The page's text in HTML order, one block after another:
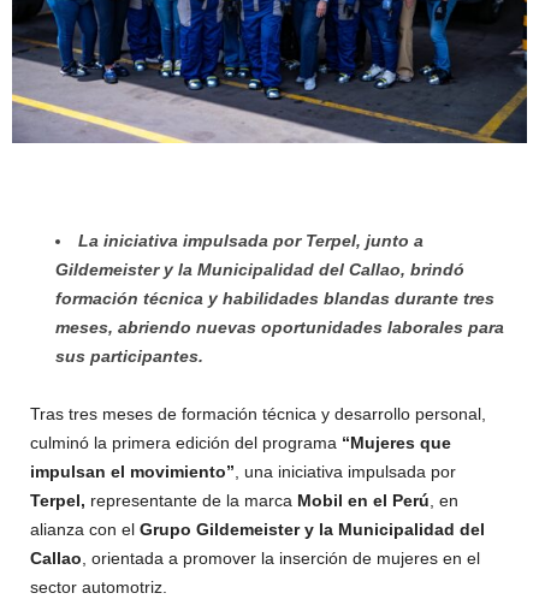
La iniciativa impulsada por Terpel, junto a
Gildemeister y la Municipalidad del Callao, brindó
formación técnica y habilidades blandas durante tres
meses, abriendo nuevas oportunidades laborales para
sus participantes.
Tras tres meses de formación técnica y desarrollo personal,
culminó la primera edición del programa “Mujeres que
impulsan el movimiento”, una iniciativa impulsada por
Terpel, representante de la marca Mobil en el Perú, en
alianza con el Grupo Gildemeister y la Municipalidad del
Callao, orientada a promover la inserción de mujeres en el
sector automotriz.